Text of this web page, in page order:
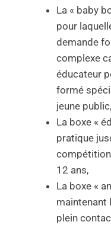
La « baby
pour
demande
complexe
éducateur
formé
jeune public,
La boxe «
pratique
12 ans,
La boxe «
maintenant
plein